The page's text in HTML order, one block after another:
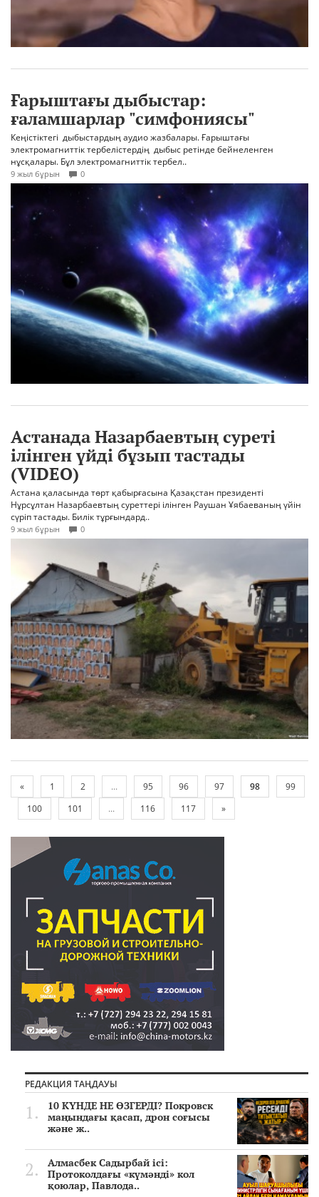
Ғарыштағы дыбыстар:
ғаламшарлар "симфониясы"
Кеңістіктегі дыбыстардың аудио жазбалары. Ғарыштағы
электромагниттік тербелістердің дыбыс ретінде бейнеленген
нұсқалары. Бұл электромагниттік тербел..
9 жыл бұрын 0
Астанада Назарбаевтың суреті
ілінген үйді бұзып тастады
(VIDEO)
Астана қаласында төрт қабырғасына Қазақстан президенті
Нұрсұлтан Назарбаевтың суреттері ілінген Раушан Ұябаеваның үйін
сүріп тастады. Билік тұрғындард..
9 жыл бұрын 0
« 1 2 ... 95 96 97 98
99
100
101 ... 116 117 »
РЕДАКЦИЯ ТАҢДАУЫ
10 КҮНДЕ НЕ ӨЗГЕРДІ? Покровск
маңындағы қасап, дрон соғысы
және ж..
Алмасбек Садырбай ісі:
Протоколдағы «күмәнді» кол
қоюлар, Павлода..